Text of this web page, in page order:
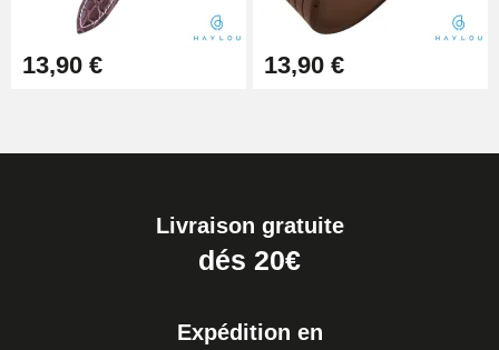
13,90 € 13,90 €
Livraison gratuite
dés 20€
Expédition en